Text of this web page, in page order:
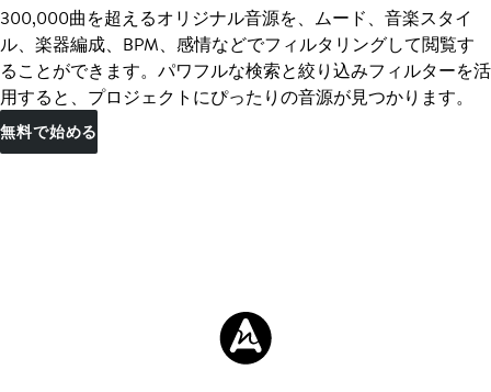
300,000曲を超えるオリジナル音源を、ムード、音楽スタイ
ル、楽器編成、BPM、感情などでフィルタリングして閲覧す
ることができます。パワフルな検索と絞り込みフィルターを活
用すると、プロジェクトにぴったりの音源が見つかります。
無料で始める